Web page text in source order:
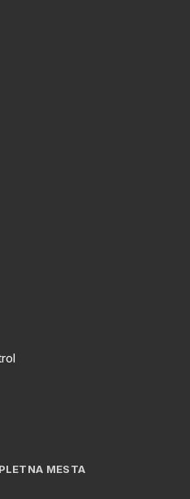
MESTA